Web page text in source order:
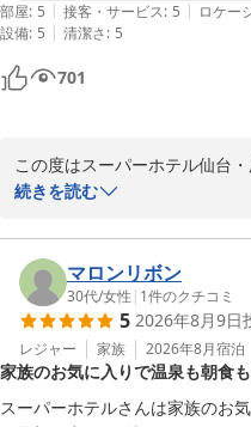
にお声がけください。
あわせてクチコミのご投稿に
駅やクリスロード商店街、国
れにも快適にお過ごしいただ
温泉「弦月の湯」では旅の疲
宿泊の際にもぜひご利用くだ
だけるよう、スタッフ一同心
スーパーホテル仙台・広瀬通
天然温泉 弦月の湯 スーパー
2026-05-12
ました。
朝食のサラダとパンがとても美味
お部屋は全体的にコンパクトに
した。ただ、洗面所が小さすぎ
全体的には満足なので、機会が
部屋: 5 | 接客・サービス: 5 | ロケー
設備: 5 | 清潔さ: 5
701
この度はスーパーホテル仙台
にありがとうございます。温
お部屋の洗面所につきまして
干す場所へのご指摘をいただ
限られた空間を有効活用する
すが、快適にお過ごしいただ
ただきます。
続きを読む
マロンリボン
30代/女性 | 1件のクチコミ
5 2026年8月9日
レジャー 家族 2026年8月宿泊
家族のお気に入りで温泉も朝食
スーパーホテルさんは家族のお